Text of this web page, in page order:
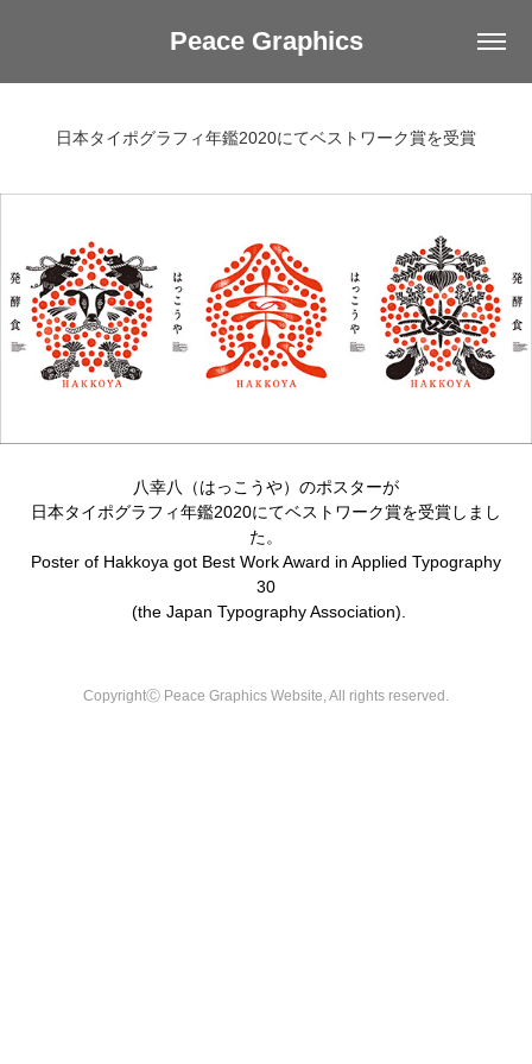
Peace Graphics
日本タイポグラフィ年鑑2020にてベストワーク賞を受賞
八幸八（はっこうや）のポスターが
日本タイポグラフィ年鑑2020にてベストワーク賞を受賞しまし
た。
Poster of Hakkoya got Best Work Award in Applied Typography
30
(the Japan Typography Association).
CopyrightⒸ Peace Graphics Website, All rights reserved.